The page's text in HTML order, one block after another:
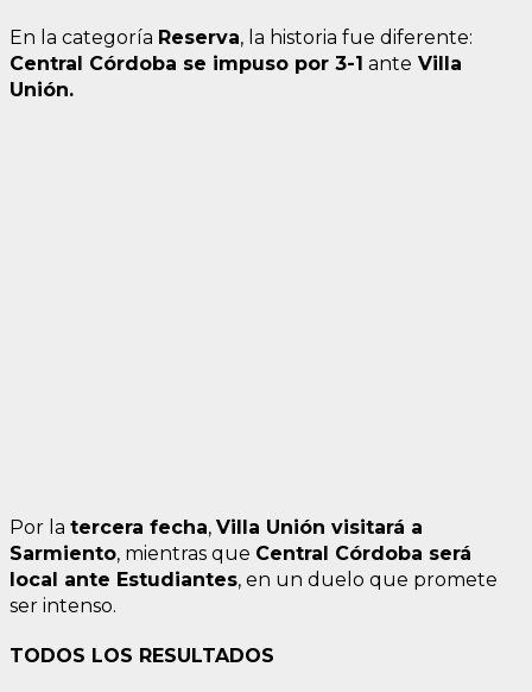
En la categoría Reserva, la historia fue diferente:
Central Córdoba se impuso por 3-1 ante Villa
Unión.
Por la tercera fecha, Villa Unión visitará a
Sarmiento, mientras que Central Córdoba será
local ante Estudiantes, en un duelo que promete
ser intenso.
TODOS LOS RESULTADOS